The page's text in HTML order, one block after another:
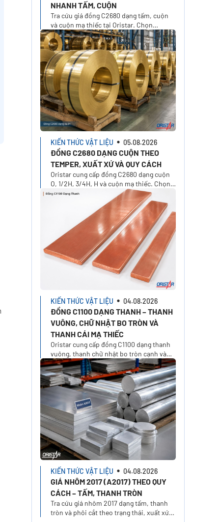
NHANH TẤM, CUỘN
Tra cứu giá đồng C2680 dạng tấm, cuộn
và cuộn mạ thiếc tại Oristar. Chọn
temper, xuất xứ, kích thước, khối lượng
để tính giá theo nhu cầu thực tế
KIẾN THỨC VẬT LIỆU 05.08.2026
ĐỒNG C2680 DẠNG CUỘN THEO
TEMPER, XUẤT XỨ VÀ QUY CÁCH
Oristar cung cấp đồng C2680 dạng cuộn
O, 1/2H, 3/4H, H và cuộn mạ thiếc. Chọn
xuất xứ, độ dày, khổ rộng, khối lượng và
KIẾN THỨC VẬT LIỆU 04.08.2026
ĐỒNG C1100 DẠNG THANH – THANH
VUÔNG, CHỮ NHẬT BO TRÒN VÀ
THANH CÁI MẠ THIẾC
Oristar cung cấp đồng C1100 dạng thanh
vuông, thanh chữ nhật bo tròn cạnh và
thanh cái mạ thiếc 1/2H. Chọn xuất xứ,
kích thước và yêu cầu báo giá trên Oristar
Plus
KIẾN THỨC VẬT LIỆU 04.08.2026
GIÁ NHÔM 2017 (A2017) THEO QUY
CÁCH – TẤM, THANH TRÒN
Tra cứu giá nhôm 2017 dạng tấm, thanh
tròn và phôi cắt theo trạng thái, xuất xứ,